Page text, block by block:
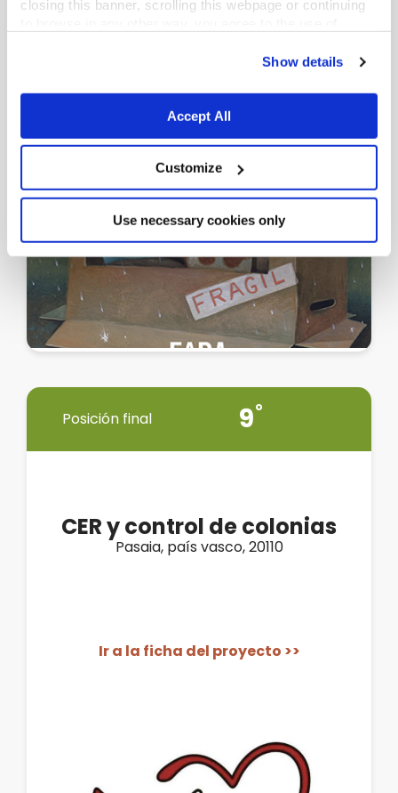
closing this banner, scrolling this webpage or continuing
Show details
Accept All
Customize
Use necessary cookies only
Posición final 9
CER y control de colonias
Pasaia, país vasco, 20110
Ir a la ficha del proyecto >>